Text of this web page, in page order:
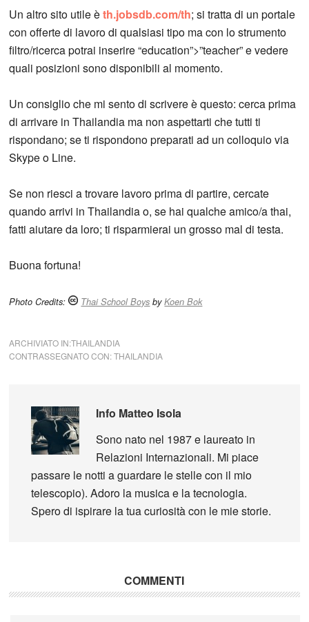
Un altro sito utile èth.jobsdb.com/th; si tratta di un portale
con offerte di lavoro di qualsiasi tipo ma con lo strumento
filtro/ricerca potrai inserire “education”>”teacher” e vedere
quali posizioni sono disponibili al momento.
Un consiglio che mi sento di scrivere è questo: cerca prima
di arrivare in Thailandia ma non aspettarti che tutti ti
rispondano; se ti rispondono preparati ad un colloquio via
Skype o Line.
Se non riesci a trovare lavoro prima di partire, cercate
quando arrivi in Thailandia o, se hai qualche amico/a thai,
fatti aiutare da loro; ti risparmierai un grosso mal di testa.
Buona fortuna!
Photo Credits: Thai School Boys byKoen Bok
ARCHIVIATO IN:THAILANDIA
CONTRASSEGNATO CON:THAILANDIA
Info Matteo Isola
Sono nato nel 1987 e laureato in
Relazioni Internazionali. Mi piace
passare le notti a guardare le stelle con il mio
telescopio). Adoro la musica e la tecnologia.
Spero di ispirare la tua curiosità con le mie storie.
COMMENTI